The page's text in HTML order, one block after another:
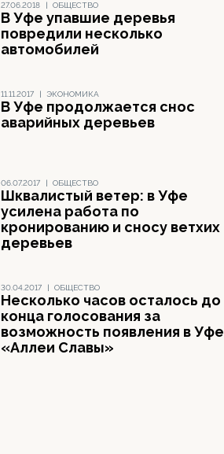
27.06.2018 | ОБЩЕСТВО
В Уфе упавшие деревья
повредили несколько
автомобилей
11.11.2017 | ЭКОНОМИКА
В Уфе продолжается снос
аварийных деревьев
06.07.2017 | ОБЩЕСТВО
Шквалистый ветер: в Уфе
усилена работа по
кронированию и сносу ветхих
деревьев
30.04.2017 | ОБЩЕСТВО
Несколько часов осталось до
конца голосования за
возможность появления в Уфе
«Аллеи Славы»